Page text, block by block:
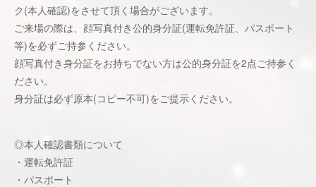
ク(本人確認)をさせて頂く場合がございます。
ご来場の際は、顔写真付き公的身分証(運転免許証、パスポート
等)を必ずご持参ください。
顔写真付き身分証をお持ちでない方は公的身分証を2点ご持参く
ださい。
身分証は必ず原本(コピー不可)をご提示ください。
◎本人確認書類について
・運転免許証
・パスポート